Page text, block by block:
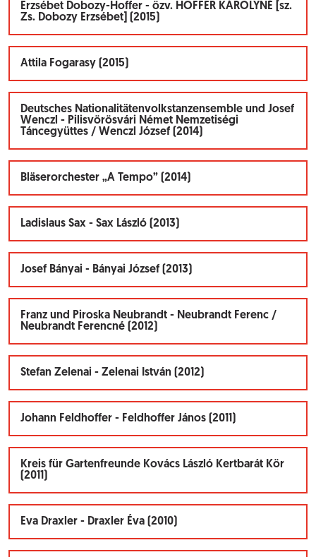
Erzsébet Dobozy-Hoffer - özv. HOFFER KÁROLYNÉ [sz.
Zs. Dobozy Erzsébet] (2015)
Attila Fogarasy (2015)
Deutsches Nationalitätenvolkstanzensemble und Josef
Wenczl - Pilisvörösvári Német Nemzetiségi
Táncegyüttes / Wenczl József (2014)
Bläserorchester „A Tempo” (2014)
Ladislaus Sax - Sax László (2013)
Josef Bányai - Bányai József (2013)
Franz und Piroska Neubrandt - Neubrandt Ferenc /
Neubrandt Ferencné (2012)
Stefan Zelenai - Zelenai István (2012)
Johann Feldhoffer - Feldhoffer János (2011)
Kreis für Gartenfreunde Kovács László Kertbarát Kör
(2011)
Eva Draxler - Draxler Éva (2010)